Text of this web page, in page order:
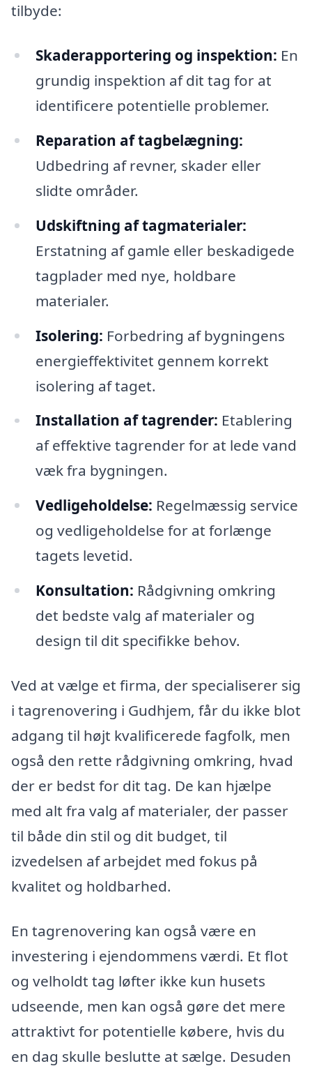
tilbyde:
Skaderapportering og inspektion: En
grundig inspektion af dit tag for at
identificere potentielle problemer.
Reparation af tagbelægning:
Udbedring af revner, skader eller
slidte områder.
Udskiftning af tagmaterialer:
Erstatning af gamle eller beskadigede
tagplader med nye, holdbare
materialer.
Isolering: Forbedring af bygningens
energieffektivitet gennem korrekt
isolering af taget.
Installation af tagrender: Etablering
af effektive tagrender for at lede vand
væk fra bygningen.
Vedligeholdelse: Regelmæssig service
og vedligeholdelse for at forlænge
tagets levetid.
Konsultation: Rådgivning omkring
det bedste valg af materialer og
design til dit specifikke behov.
Ved at vælge et firma, der specialiserer sig
i tagrenovering i Gudhjem, får du ikke blot
adgang til højt kvalificerede fagfolk, men
også den rette rådgivning omkring, hvad
der er bedst for dit tag. De kan hjælpe
med alt fra valg af materialer, der passer
til både din stil og dit budget, til
izvedelsen af arbejdet med fokus på
kvalitet og holdbarhed.
En tagrenovering kan også være en
investering i ejendommens værdi. Et flot
og velholdt tag løfter ikke kun husets
udseende, men kan også gøre det mere
attraktivt for potentielle købere, hvis du
en dag skulle beslutte at sælge. Desuden